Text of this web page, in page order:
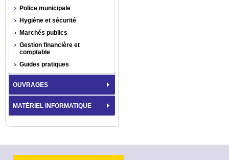
Police municipale
Hygiène et sécurité
Marchés publics
Gestion financière et
comptable
Guides pratiques
OUVRAGES
MATÉRIEL INFORMATIQUE